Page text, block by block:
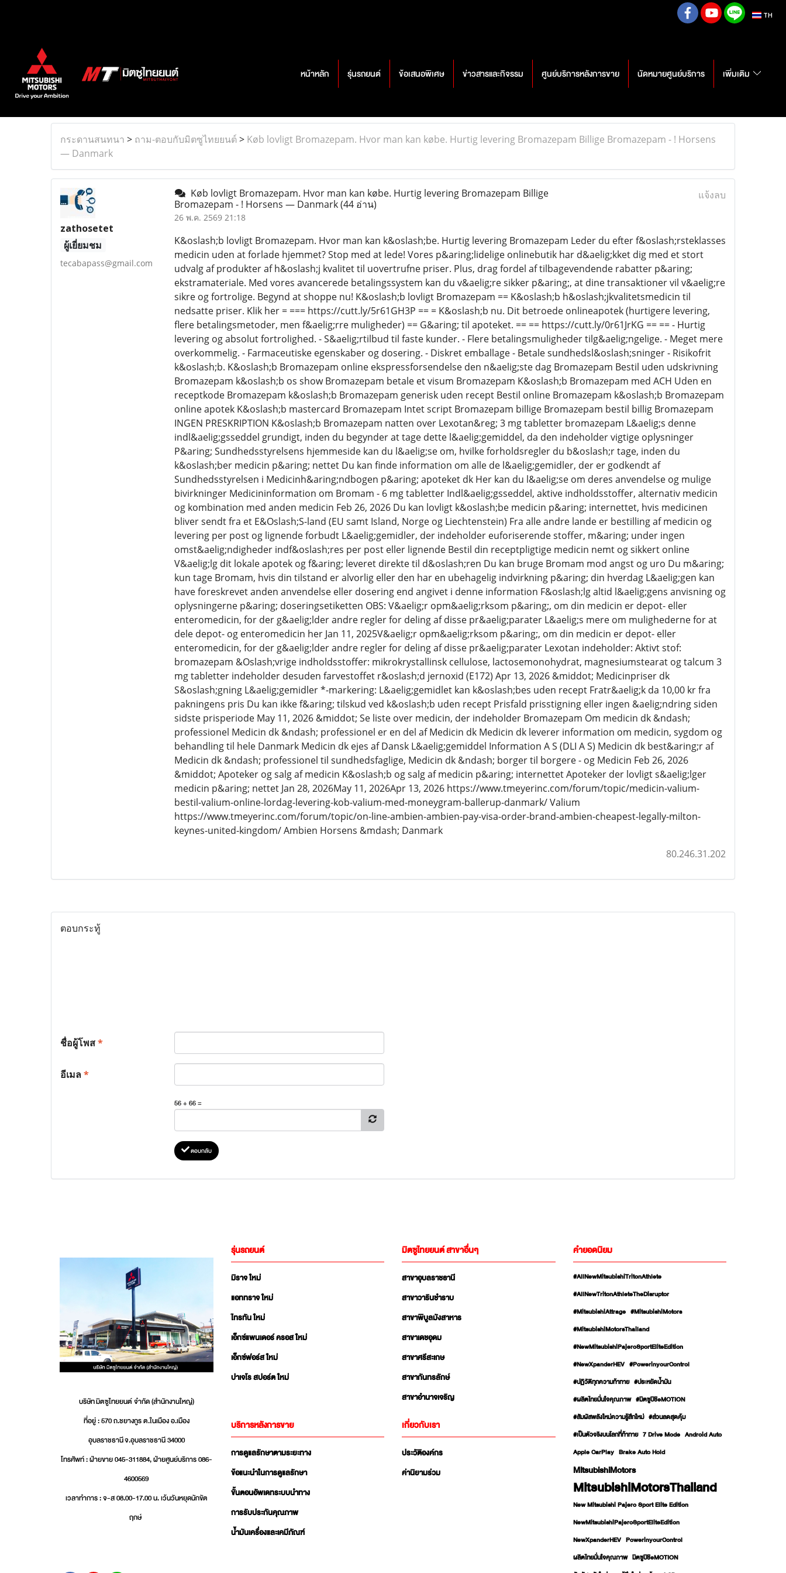
TH
หน้าหลัก รุ่นรถยนต์ ข้อเสนอพิเศษ ข่าวสารและกิจรรม ศูนย์บริการหลังการขาย นัดหมายศูนย์บริการ เพิ่มเติม
กระดานสนทนา > ถาม-ตอบกับมิตซูไทยยนต์ > Køb lovligt Bromazepam. Hvor man kan købe. Hurtig levering Bromazepam Billige Bromazepam - ! Horsens
— Danmark
zathosetet
ผู้เยี่ยมชม
tecabapass@gmail.com
Køb lovligt Bromazepam. Hvor man kan købe. Hurtig levering Bromazepam Billige
Bromazepam - ! Horsens — Danmark(44 อ่าน)
26 พ.ค. 2569 21:18
แจ้งลบ
K&oslash;b lovligt Bromazepam. Hvor man kan k&oslash;be. Hurtig levering Bromazepam Leder du efter f&oslash;rsteklasses
medicin uden at forlade hjemmet? Stop med at lede! Vores p&aring;lidelige onlinebutik har d&aelig;kket dig med et stort
udvalg af produkter af h&oslash;j kvalitet til uovertrufne priser. Plus, drag fordel af tilbagevendende rabatter p&aring;
ekstramateriale. Med vores avancerede betalingssystem kan du v&aelig;re sikker p&aring;, at dine transaktioner vil v&aelig;re
sikre og fortrolige. Begynd at shoppe nu! K&oslash;b lovligt Bromazepam == K&oslash;b h&oslash;jkvalitetsmedicin til
nedsatte priser. Klik her = === https://cutt.ly/5r61GH3P == = K&oslash;b nu. Dit betroede onlineapotek (hurtigere levering,
flere betalingsmetoder, men f&aelig;rre muligheder) == G&aring; til apoteket. == == https://cutt.ly/0r61JrKG == == - Hurtig
levering og absolut fortrolighed. - S&aelig;rtilbud til faste kunder. - Flere betalingsmuligheder tilg&aelig;ngelige. - Meget mere
overkommelig. - Farmaceutiske egenskaber og dosering. - Diskret emballage - Betale sundhedsl&oslash;sninger - Risikofrit
k&oslash;b. K&oslash;b Bromazepam online ekspressforsendelse den n&aelig;ste dag Bromazepam Bestil uden udskrivning
Bromazepam k&oslash;b os show Bromazepam betale et visum Bromazepam K&oslash;b Bromazepam med ACH Uden en
receptkode Bromazepam k&oslash;b Bromazepam generisk uden recept Bestil online Bromazepam k&oslash;b Bromazepam
online apotek K&oslash;b mastercard Bromazepam Intet script Bromazepam billige Bromazepam bestil billig Bromazepam
INGEN PRESKRIPTION K&oslash;b Bromazepam natten over Lexotan&reg; 3 mg tabletter bromazepam L&aelig;s denne
indl&aelig;gsseddel grundigt, inden du begynder at tage dette l&aelig;gemiddel, da den indeholder vigtige oplysninger
P&aring; Sundhedsstyrelsens hjemmeside kan du l&aelig;se om, hvilke forholdsregler du b&oslash;r tage, inden du
k&oslash;ber medicin p&aring; nettet Du kan finde information om alle de l&aelig;gemidler, der er godkendt af
Sundhedsstyrelsen i Medicinh&aring;ndbogen p&aring; apoteket dk Her kan du l&aelig;se om deres anvendelse og mulige
bivirkninger Medicininformation om Bromam - 6 mg tabletter Indl&aelig;gsseddel, aktive indholdsstoffer, alternativ medicin
og kombination med anden medicin Feb 26, 2026 Du kan lovligt k&oslash;be medicin p&aring; internettet, hvis medicinen
bliver sendt fra et E&Oslash;S-land (EU samt Island, Norge og Liechtenstein) Fra alle andre lande er bestilling af medicin og
levering per post og lignende forbudt L&aelig;gemidler, der indeholder euforiserende stoffer, m&aring; under ingen
omst&aelig;ndigheder indf&oslash;res per post eller lignende Bestil din receptpligtige medicin nemt og sikkert online
V&aelig;lg dit lokale apotek og f&aring; leveret direkte til d&oslash;ren Du kan bruge Bromam mod angst og uro Du m&aring;
kun tage Bromam, hvis din tilstand er alvorlig eller den har en ubehagelig indvirkning p&aring; din hverdag L&aelig;gen kan
have foreskrevet anden anvendelse eller dosering end angivet i denne information F&oslash;lg altid l&aelig;gens anvisning og
oplysningerne p&aring; doseringsetiketten OBS: V&aelig;r opm&aelig;rksom p&aring;, om din medicin er depot- eller
enteromedicin, for der g&aelig;lder andre regler for deling af disse pr&aelig;parater L&aelig;s mere om mulighederne for at
dele depot- og enteromedicin her Jan 11, 2025V&aelig;r opm&aelig;rksom p&aring;, om din medicin er depot- eller
enteromedicin, for der g&aelig;lder andre regler for deling af disse pr&aelig;parater Lexotan indeholder: Aktivt stof:
bromazepam &Oslash;vrige indholdsstoffer: mikrokrystallinsk cellulose, lactosemonohydrat, magnesiumstearat og talcum 3
mg tabletter indeholder desuden farvestoffet r&oslash;d jernoxid (E172) Apr 13, 2026 &middot; Medicinpriser dk
S&oslash;gning L&aelig;gemidler *-markering: L&aelig;gemidlet kan k&oslash;bes uden recept Fratr&aelig;k da 10,00 kr fra
pakningens pris Du kan ikke f&aring; tilskud ved k&oslash;b uden recept Prisfald prisstigning eller ingen &aelig;ndring siden
sidste prisperiode May 11, 2026 &middot; Se liste over medicin, der indeholder Bromazepam Om medicin dk &ndash;
professionel Medicin dk &ndash; professionel er en del af Medicin dk Medicin dk leverer information om medicin, sygdom og
behandling til hele Danmark Medicin dk ejes af Dansk L&aelig;gemiddel Information A S (DLI A S) Medicin dk best&aring;r af
Medicin dk &ndash; professionel til sundhedsfaglige, Medicin dk &ndash; borger til borgere - og Medicin Feb 26, 2026
&middot; Apoteker og salg af medicin K&oslash;b og salg af medicin p&aring; internettet Apoteker der lovligt s&aelig;lger
medicin p&aring; nettet Jan 28, 2026May 11, 2026Apr 13, 2026 https://www.tmeyerinc.com/forum/topic/medicin-valium-
bestil-valium-online-lordag-levering-kob-valium-med-moneygram-ballerup-danmark/ Valium
https://www.tmeyerinc.com/forum/topic/on-line-ambien-ambien-pay-visa-order-brand-ambien-cheapest-legally-milton-
keynes-united-kingdom/ Ambien Horsens &mdash; Danmark
80.246.31.202
ตอบกระทู้
ชื่อผู้โพส*
อีเมล*
56 + 66 =
ตอบกลับ
บริษัท มิตซูไทยยนต์ จำกัด (สำนักงานใหญ่)
ที่อยู่ : 570 ถ.ชยางกูร ต.ในเมือง อ.เมือง
อุบลราชธานี จ.อุบลราชธานี 34000
โทรศัพท์ : ฝ่ายขาย 045-311884, ฝ่ายศูนย์บริการ 086-
4600569
เวลาทำการ : จ-ส 08.00-17.00 น. เว้นวันหยุดนักขัต
ฤกษ์
รุ่นรถยนต์
มิราจ ใหม่
แอททราจ ใหม่
ไทรทัน ใหม่
เอ็กซ์แพนเดอร์ ครอส ใหม่
เอ็กซ์ฟอร์ส ใหม่
ปาเจโร สปอร์ต ใหม่
มิตซูไทยยนต์ สาขาอื่นๆ
สาขาอุบลราชธานี
สาขาวารินชำราบ
สาขาพิบูลมังสาหาร
สาขาเดชอุดม
สาขาศรีสะเกษ
สาขากันทรลักษ์
สาขาอำนาจเจริญ
บริการหลังการขาย
การดูแลรักษาตามระยะทาง
ข้อแนะนำในการดูแลรักษา
ขั้นตอนอัพเดทระบบนำทาง
การรับประกันคุณภาพ
น้ำมันเครื่องและเคมีภัณฑ์
เกี่ยวกับเรา
ประวัติองค์กร
ค่านิยามร่วม
คำยอดนิยม
#AllNewMitsubishiTritonAthlete
#AllNewTritonAthleteTheDisruptor
#MitsubishiAttrage #MitsubishiMotors
#MitsubishiMotorsThailand
#NewMitsubishiPajeroSportEliteEdition
#NewXpanderHEV #PowerinyourControl
#ปฏิวัติทุกความท้าทาย #ประหยัดน้ำมัน
#ผลิตไทยมั่นใจคุณภาพ #มิตซูบิชิeMOTION
#สัมผัสพลังใหม่ความรู้สึกใหม่ #ส่วนลดสุดคุ้ม
#เป็นตัวจริงบนโลกที่ท้าทาย 7 Drive Mode Android Auto
Apple CarPlay Brake Auto Hold
MitsubishiMotors
MitsubishiMotorsThailand
New Mitsubishi Pajero Sport Elite Edition
NewMitsubishiPajeroSportEliteEdition
NewXpanderHEV PowerinyourControl
ผลิตไทยมั่นใจคุณภาพ มิตซูบิชิeMOTION